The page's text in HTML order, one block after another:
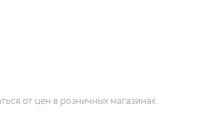
от цен в розничных магазинах